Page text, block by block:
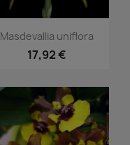
Vorschau
Masdevallia uniflora
17,92 €